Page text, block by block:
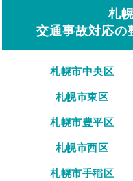
札
交通事故対応の
札幌市中央区
札幌市東区
札幌市豊平区
札幌市西区
札幌市手稲区